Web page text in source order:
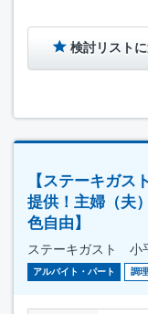
検討リスト
【ステーキガス
提供！主婦（夫
色自由】
ステーキガスト 小
アルバイト・パート 調